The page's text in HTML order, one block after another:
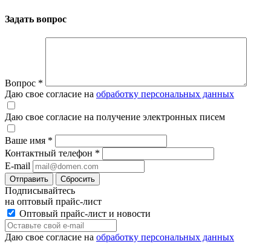
Задать вопрос
Вопрос *
Даю свое согласие на обработку персональных данных
Даю свое согласие на получение электронных писем
Ваше имя *
Контактный телефон *
E-mail
Отправить Сбросить
Подписывайтесь
на оптовый прайс-лист
Оптовый прайс-лист и новости
Даю свое согласие на обработку персональных данных